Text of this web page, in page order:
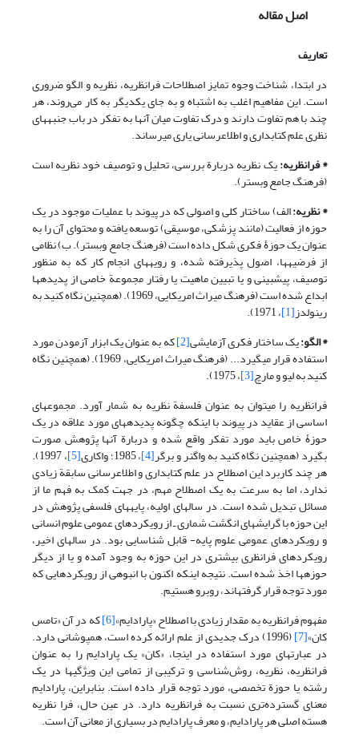
اصل مقاله
تعاریف
در ابتدا، شناخت وجوه تمایز اصطلاحات فرانظریه، نظریه و الگو ضروری
است. این مفاهیم اغلب به اشتباه و به جای یکدیگر به کار می‌روند، هر
چند با هم تفاوت دارند و درک تفاوت میان آنها به تفکر در باب جنبه­های
نظری علم کتابداری و اطلاع­رسانی یاری می­رساند.
*فرانظریه:یک نظریه دربارة بررسی، تحلیل و توصیف خود نظریه است
(فرهنگ جامع وبستر).
*نظریه:الف) ساختار کلی و اصولی که در پیوند با عملیات موجود در یک
حوزه از فعالیت (مانند پزشکی، موسیقی) توسعه یافته و محتوای آن را به
عنوان یک حوزۀ فکری شکل داده است (فرهنگ جامع وبستر). ب) نظامی
از فرضیه­ها، اصول پذیرفته شده، و رویه­های انجام کار که به منظور
توصیف، پیش­بینی و یا تبیین ماهیت یا رفتار مجموعة خاصی از پدیده­ها
ابداع شده­ است (فرهنگ میراث امریکایی، 1969). (همچنین نگاه کنید به
رینولدز[1] ، 1971).
*الگو:یک ساختار فکری آزمایشی[2] که به عنوان یک ابزار آزمودن مورد
استفاده قرار می­گیرد... (فرهنگ میراث امریکایی، 1969). (همچنین نگاه
کنید به لیو و مارچ[3] ، 1975).
فرانظریه را می­توان به عنوان فلسفة نظریه به شمار آورد. مجموعه­ای
اساسی از عقاید در پیوند با اینکه چگونه پدیده­های مورد علاقه در یک
حوزۀ خاص باید مورد تفکر واقع شده و دربارة آنها پژوهش صورت
بگیرد (همچنین نگاه کنید به واگنر و برگر[4] ، 1985؛ واکاری [5] ، 1997).
هر چند کاربرد این اصطلاح در علم کتابداری و اطلاع­رسانی سابقة زیادی
ندارد، اما به سرعت به یک اصطلاح مهم، در جهت کمک به فهم ما از
مسائل تبدیل شده است. در سالهای اولیه، پایه­های فلسفی پژوهش در
این حوزه با گرایشهای انگشت شماری ـ از رویکردهای عمومی علوم انسانی
و رویکردهای عمومی علوم پایه- قابل شناسایی بود. در سالهای اخیر،
رویکردهای فرانظری بیشتری در این حوزه به وجود آمده و یا از دیگر
حوزه­ها اخذ شده است. نتیجه اینکه اکنون با انبوهی از رویکردهایی که
مورد توجه قرار گرفته­اند، روبرو هستیم.
مفهوم فرانظریه به مقدار زیادی با اصطلاح «پارادایم»[6] که در آن «تامس
کان»[7] (1996) درک جدیدی از علم ارائه کرده است، همپوشانی دارد.
در عبارتهای مورد استفاده در اینجا، «کان» یک پارادایم را به عنوان
فرانظریه، نظریه، روش‌شناسی و ترکیبی از تمامی این ویژگیها در یک
رشته یا حوزة تخصصی، مورد توجه قرار داده است. بنابراین، پارادایم
معنای گسترده‌تری نسبت به فرانظریه دارد. در عین حال، فرا نظریه
هسته اصلی هر پارادایم، و معرف پارادایم در بسیاری از معانی آن است.